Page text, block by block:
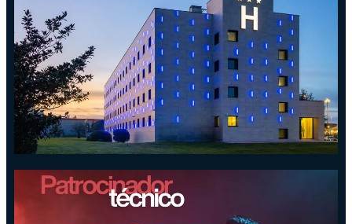
Patrocinador Oficial del Triatlón
Ciudad de Santander
INSCRÍBETE Y ENTRA EN
EL SORTEO DE 6 LOTES
HOTEL PUERTA
SANTANDER